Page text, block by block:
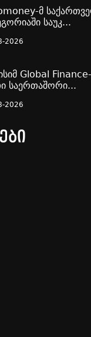
მ
საუკ...
2026
Global
საერთაშორი...
2026